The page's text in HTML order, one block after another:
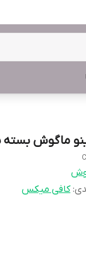
ماگوش بسته 25عددی
:کافی میکس